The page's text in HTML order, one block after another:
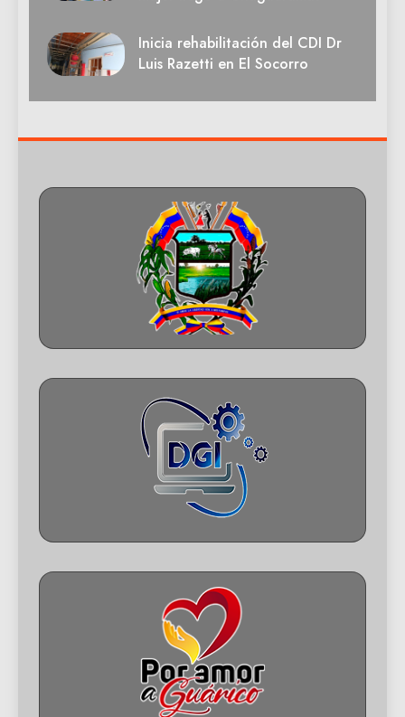
Inicia rehabilitación del CDI Dr
Luis Razetti en El Socorro